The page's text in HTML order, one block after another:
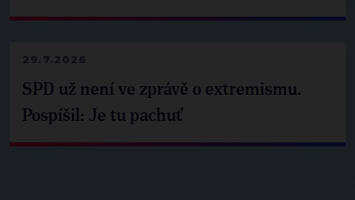
29.7.2026
SPD už není ve zprávě o extremismu.
Pospíšil: Je tu pachuť